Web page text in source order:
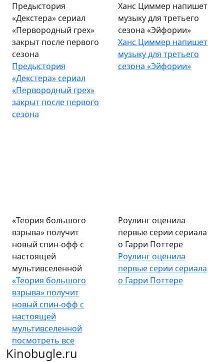
Предыстория
«Декстера» сериал
«Первородный грех»
закрыт после первого
сезона
Предыстория
«Декстера» сериал
«Первородный грех»
закрыт после первого
сезона
Ханс Циммер напишет
музыку для третьего
сезона «Эйфории»
Ханс Циммер напишет
музыку для третьего
сезона «Эйфории»
«Теория большого
взрыва» получит
новый спин-офф с
настоящей
мультивселенной
«Теория большого
взрыва» получит
новый спин-офф с
настоящей
мультивселенной
Роулинг оценила
первые серии сериала
о Гарри Поттере
Роулинг оценила
первые серии сериала
о Гарри Поттере
посмотреть все
Kinobugle.ru